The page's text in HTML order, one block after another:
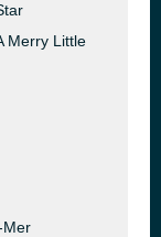
Merry Little
Mer